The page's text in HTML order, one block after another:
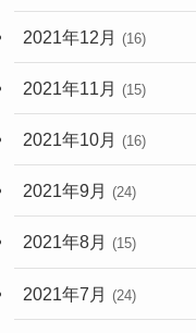
2021年12月 (16)
2021年11月 (15)
2021年10月 (16)
2021年9月 (24)
2021年8月 (15)
2021年7月 (24)